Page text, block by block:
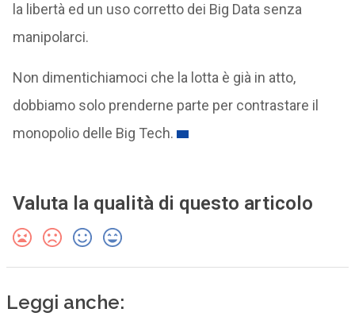
la libertà ed un uso corretto dei Big Data senza
manipolarci.
Non dimentichiamoci che la lotta è già in atto,
dobbiamo solo prenderne parte per contrastare il
monopolio delle Big Tech.
Valuta la qualità di questo articolo
Leggi anche: